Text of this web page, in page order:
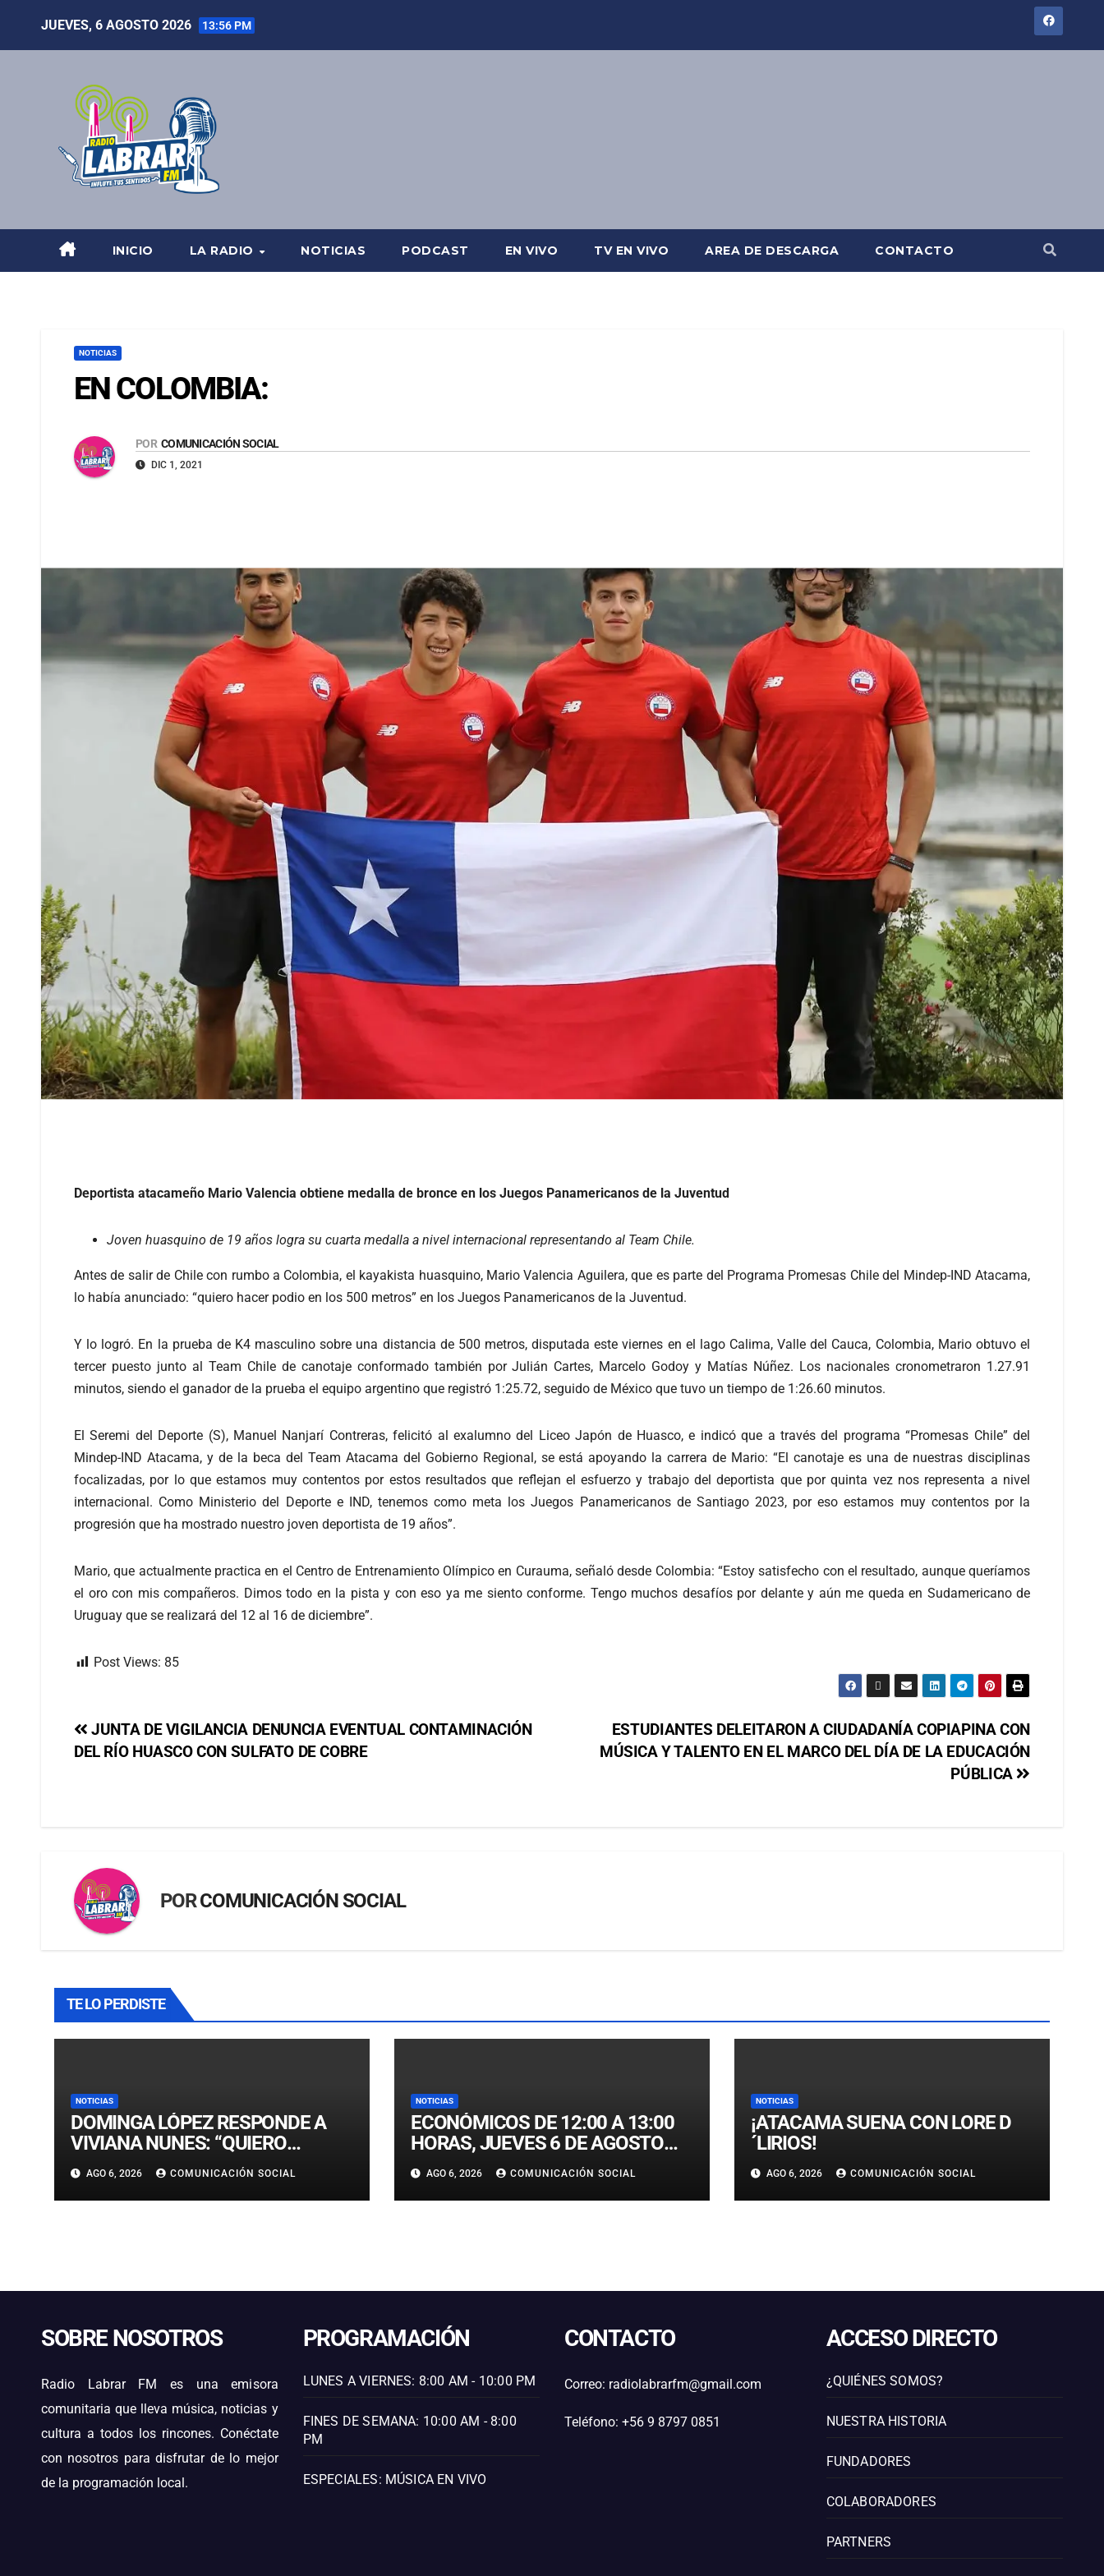
JUEVES, 6 AGOSTO 2026 13:56 PM
INICIO LA RADIO NOTICIAS PODCAST EN VIVO TV EN VIVO AREA DE DESCARGA CONTACTO
NOTICIAS
EN COLOMBIA:
POR COMUNICACIÓN SOCIAL
DIC 1, 2021
Deportista atacameño Mario Valencia obtiene medalla de bronce en los Juegos Panamericanos de la Juventud
Joven huasquino de 19 años logra su cuarta medalla a nivel internacional representando al Team Chile.
Antes de salir de Chile con rumbo a Colombia, el kayakista huasquino, Mario Valencia Aguilera, que es parte del Programa Promesas Chile del Mindep-IND Atacama,
lo había anunciado: “quiero hacer podio en los 500 metros” en los Juegos Panamericanos de la Juventud.
Y lo logró. En la prueba de K4 masculino sobre una distancia de 500 metros, disputada este viernes en el lago Calima, Valle del Cauca, Colombia, Mario obtuvo el
tercer puesto junto al Team Chile de canotaje conformado también por Julián Cartes, Marcelo Godoy y Matías Núñez. Los nacionales cronometraron 1.27.91
minutos, siendo el ganador de la prueba el equipo argentino que registró 1:25.72, seguido de México que tuvo un tiempo de 1:26.60 minutos.
El Seremi del Deporte (S), Manuel Nanjarí Contreras, felicitó al exalumno del Liceo Japón de Huasco, e indicó que a través del programa “Promesas Chile” del
Mindep-IND Atacama, y de la beca del Team Atacama del Gobierno Regional, se está apoyando la carrera de Mario: “El canotaje es una de nuestras disciplinas
focalizadas, por lo que estamos muy contentos por estos resultados que reflejan el esfuerzo y trabajo del deportista que por quinta vez nos representa a nivel
internacional. Como Ministerio del Deporte e IND, tenemos como meta los Juegos Panamericanos de Santiago 2023, por eso estamos muy contentos por la
progresión que ha mostrado nuestro joven deportista de 19 años”.
Mario, que actualmente practica en el Centro de Entrenamiento Olímpico en Curauma, señaló desde Colombia: “Estoy satisfecho con el resultado, aunque queríamos
el oro con mis compañeros. Dimos todo en la pista y con eso ya me siento conforme. Tengo muchos desafíos por delante y aún me queda en Sudamericano de
Uruguay que se realizará del 12 al 16 de diciembre”.
Post Views: 85
ESTUDIANTES DELEITARON A CIUDADANÍA COPIAPINA CON
MÚSICA Y TALENTO EN EL MARCO DEL DÍA DE LA EDUCACIÓN
PÚBLICA
JUNTA DE VIGILANCIA DENUNCIA EVENTUAL CONTAMINACIÓN
DEL RÍO HUASCO CON SULFATO DE COBRE
PORCOMUNICACIÓN SOCIAL
TE LO PERDISTE
NOTICIAS
DOMINGA LÓPEZ RESPONDE A
VIVIANA NUNES: “QUIERO
LLEGAR, NI SIQUIERA AL TOP 5, A
LA CORONA”
AGO 6, 2026 COMUNICACIÓN SOCIAL
NOTICIAS
ECONÓMICOS DE 12:00 A 13:00
HORAS, JUEVES 6 DE AGOSTO
2026
AGO 6, 2026 COMUNICACIÓN SOCIAL
NOTICIAS
¡ATACAMA SUENA CON LORE D
´LIRIOS!
AGO 6, 2026 COMUNICACIÓN SOCIAL
SOBRE NOSOTROS
Radio Labrar FM es una emisora
comunitaria que lleva música, noticias y
cultura a todos los rincones. Conéctate
con nosotros para disfrutar de lo mejor
de la programación local.
PROGRAMACIÓN
LUNES A VIERNES: 8:00 AM - 10:00 PM
FINES DE SEMANA: 10:00 AM - 8:00
PM
ESPECIALES: MÚSICA EN VIVO
CONTACTO
Correo: radiolabrarfm@gmail.com
Teléfono: +56 9 8797 0851
ACCESO DIRECTO
¿QUIÉNES SOMOS?
NUESTRA HISTORIA
FUNDADORES
COLABORADORES
PARTNERS